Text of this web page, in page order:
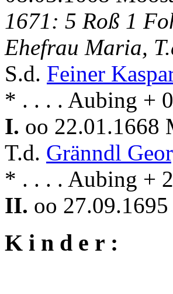
1671: 5 Roß 1
Ehefrau Maria,
S.d. Feiner
* . . . . Aubing +
I. oo 22.01.1668
T.d. Gränndl
* . . . . Aubing +
II. oo
K i n d e r :